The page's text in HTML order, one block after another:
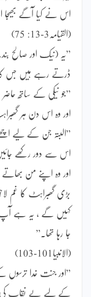
اس نے کیا آگے بھیجا
(القیامہ3-13: 75)
”یہ (نیک اور صالح
ڈرتے رہے ہیں جس کا ہول
”جو نیکی کے ساتھ
اور وہ اس دن ہر
”البتہ جن کے لیے
اس سے دور رکھے
اور وہ اپنے من
بڑی گھبراہٹ کا غم
کہیں گے ، یہ ہے آپ
جا رہا تھا۔”
(الانبیا101-103)
”اور جنت خدا ترسوں
کے لیے بے نقاب کی